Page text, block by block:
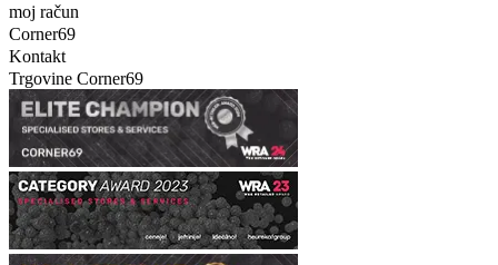
moj račun
Corner69
Kontakt
Trgovine Corner69